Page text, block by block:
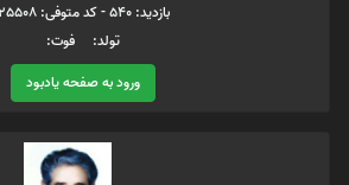
بازدید: 540 - کد متوفی: 25508
تولد: فوت:
ورود به صفحه یادبود